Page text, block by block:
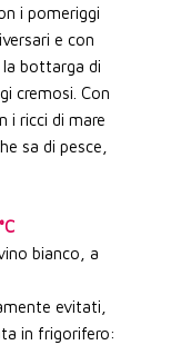
i pomeriggi
e con
bottarga di
cremosi. Con
i ricci di mare
sa di pesce,
bianco, a
evitati,
in frigorifero: